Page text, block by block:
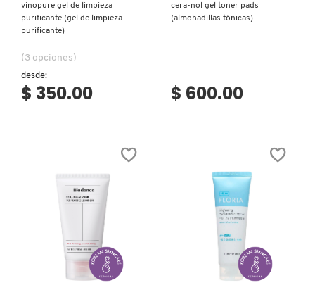
LIVING PROOF
MAC COSMETICS
MARC JACOBS PERFUMES
MEDICUBE
vinopure gel de limpieza
purificante (gel de limpieza
purificante)
(3 opciones)
desde:
$ 350.00
cera-nol gel toner pads
(almohadillas tónicas)
$ 600.00
Ver más Ver más